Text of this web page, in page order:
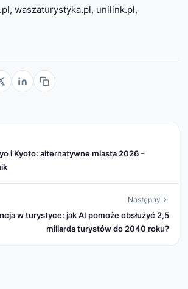
waszaturystyka.pl, unilink.pl,
i Kyoto: alternatywne miasta 2026 –
Następny
w turystyce: jak AI pomoże obsłużyć 2,5
miliarda turystów do 2040 roku?